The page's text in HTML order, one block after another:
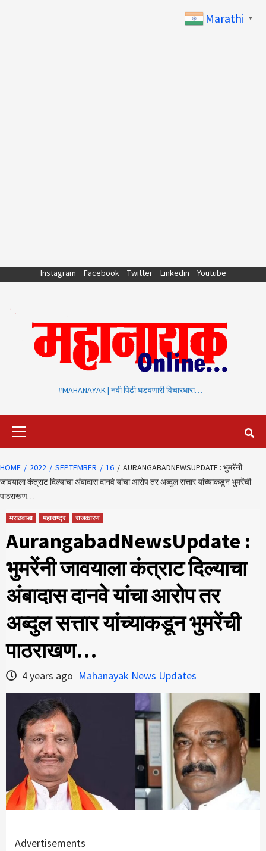
Instagram Facebook Twitter Linkedin Youtube
#MAHANAYAK | नवी पिढी घडवणारी विचारधारा…
HOME 2022 SEPTEMBER 16
AURANGABADNEWSUPDATE : भुमरेंनी
जावयाला कंत्राट दिल्याचा अंबादास दानवे यांचा आरोप तर अब्दुल सत्तार यांच्याकडून भुमरेंची
पाठराखण…
मराठवाडा महाराष्ट्र राजकारण
AurangabadNewsUpdate :
भुमरेंनी जावयाला कंत्राट दिल्याचा
अंबादास दानवे यांचा आरोप तर
अब्दुल सत्तार यांच्याकडून भुमरेंची
पाठराखण…
4 years ago Mahanayak News Updates
Advertisements
Marathi ▼